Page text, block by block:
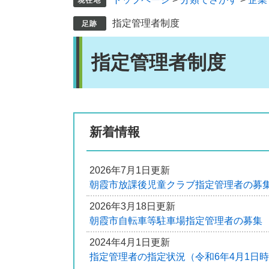
指定管理者制度
指定管理者制度
新着情報
2026年7月1日更新
朝霞市放課後児童クラブ指定管理者の募
2026年3月18日更新
朝霞市自転車等駐車場指定管理者の募集
2024年4月1日更新
指定管理者の指定状況（令和6年4月1日時